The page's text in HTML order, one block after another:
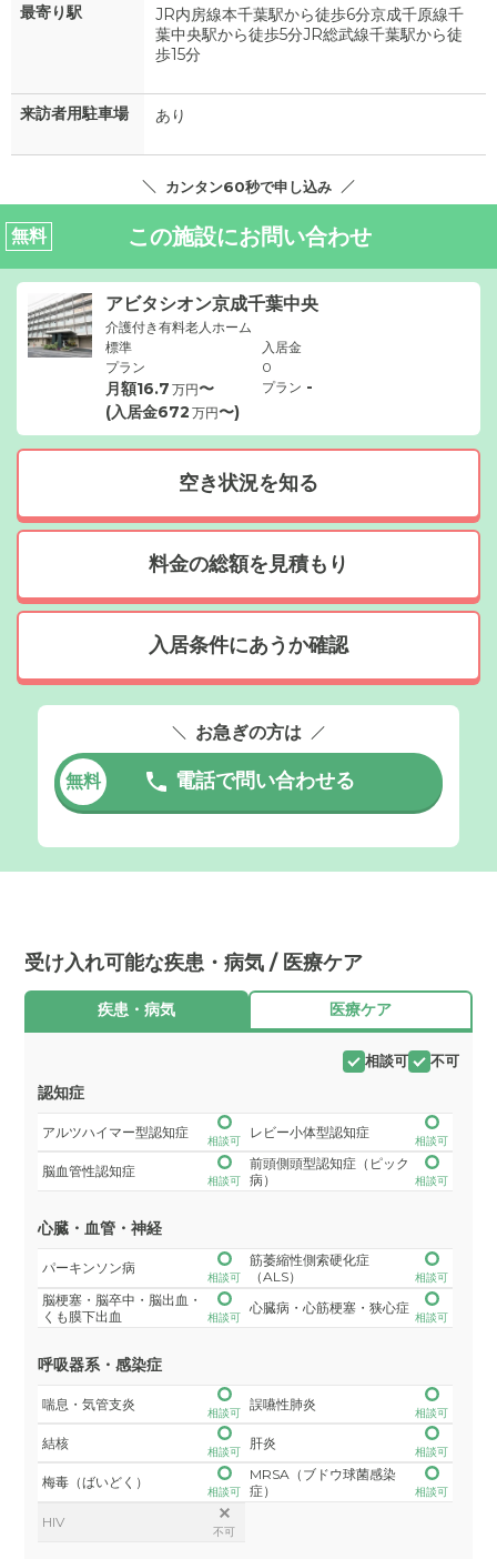
最寄り駅
JR内房線本千葉駅から徒歩6分京成千原線千
葉中央駅から徒歩5分JR総武線千葉駅から徒
歩15分
来訪者用駐車場 あり
カンタン60秒で申し込み
無料 この施設にお問い合わせ
アビタシオン京成千葉中央
介護付き有料老人ホーム
標準
プラン
月額16.7 万円〜
(入居金672 万円〜)
入居金
0
プラン -
空き状況を知る
料金の総額を見積もり
入居条件にあうか確認
お急ぎの方は
無料 電話で問い合わせる
受け入れ可能な疾患・病気 / 医療ケア
疾患・病気 医療ケア
相談可 不可
認知症
アルツハイマー型認知症
相談可
レビー小体型認知症
相談可
脳血管性認知症
相談可
前頭側頭型認知症（ピック
病）
相談可
心臓・血管・神経
パーキンソン病
相談可
筋萎縮性側索硬化症
（ALS）
相談可
脳梗塞・脳卒中・脳出血・
くも膜下出血
相談可
心臓病・心筋梗塞・狭心症
相談可
呼吸器系・感染症
喘息・気管支炎
相談可
誤嚥性肺炎
相談可
結核
相談可
肝炎
相談可
梅毒（ばいどく）
相談可
MRSA（ブドウ球菌感染
症）
相談可
HIV
不可